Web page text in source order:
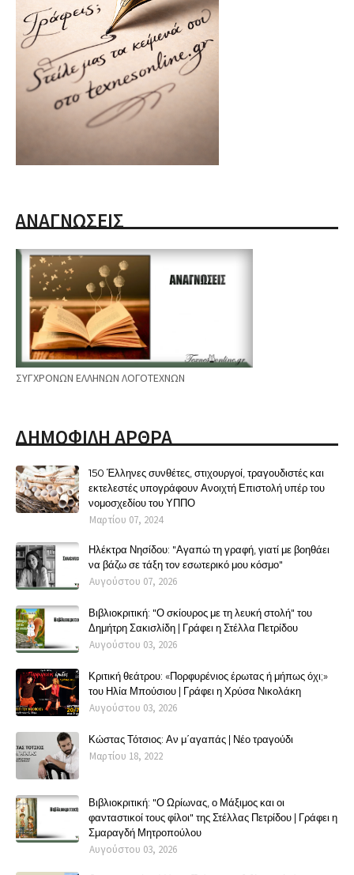
ΑΝΑΓΝΩΣΕΙΣ
ΣΥΓΧΡΟΝΩΝ ΕΛΛΗΝΩΝ ΛΟΓΟΤΕΧΝΩΝ
ΔΗΜΟΦΙΛΗ ΑΡΘΡΑ
150 Έλληνες συνθέτες, στιχουργοί, τραγουδιστές και
εκτελεστές υπογράφουν Ανοιχτή Επιστολή υπέρ του
νομοσχεδίου του ΥΠΠΟ
Μαρτίου 07, 2024
Ηλέκτρα Νησίδου: "Αγαπώ τη γραφή, γιατί με βοηθάει
να βάζω σε τάξη τον εσωτερικό μου κόσμο"
Αυγούστου 07, 2026
Βιβλιοκριτική: "Ο σκίουρος με τη λευκή στολή" του
Δημήτρη Σακισλίδη | Γράφει η Στέλλα Πετρίδου
Αυγούστου 03, 2026
Κριτική θεάτρου: «Πορφυρένιος έρωτας ή μήπως όχι;»
του Ηλία Μπούσιου | Γράφει η Χρύσα Νικολάκη
Αυγούστου 03, 2026
Κώστας Τότσιος: Αν μ΄αγαπάς | Νέο τραγούδι
Μαρτίου 18, 2022
Βιβλιοκριτική: "Ο Ωρίωνας, ο Μάξιμος και οι
φανταστικοί τους φίλοι" της Στέλλας Πετρίδου | Γράφει η
Σμαραγδή Μητροπούλου
Αυγούστου 03, 2026